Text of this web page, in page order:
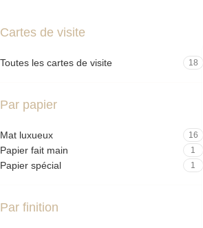
Cartes de visite
Toutes les cartes de visite 18
Par papier
Mat luxueux 16
Papier fait main 1
Papier spécial 1
Par finition